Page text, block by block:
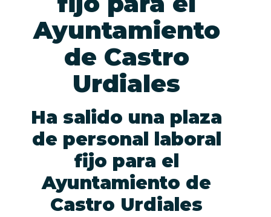
Ayuntamiento
de Castro
Urdiales
Ha salido una plaza
de personal laboral
fijo para el
Ayuntamiento de
Castro Urdiales